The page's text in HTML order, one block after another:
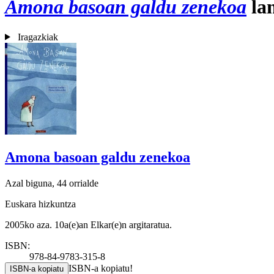
Amona basoan galdu zenekoa
Iragazkiak
Amona basoan galdu zenekoa
Azal biguna, 44 orrialde
Euskara hizkuntza
2005ko aza. 10a(e)an Elkar(e)n argitaratua.
ISBN:
978-84-9783-315-8
ISBN-a kopiatu ISBN-a kopiatu!